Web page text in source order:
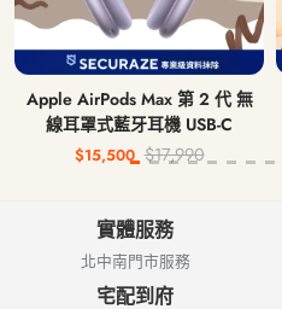
Apple AirPods Max 第 2 代 無
線耳罩式藍牙耳機 USB-C
$15,500 $17,990
實體服務
北中南門市服務
宅配到府